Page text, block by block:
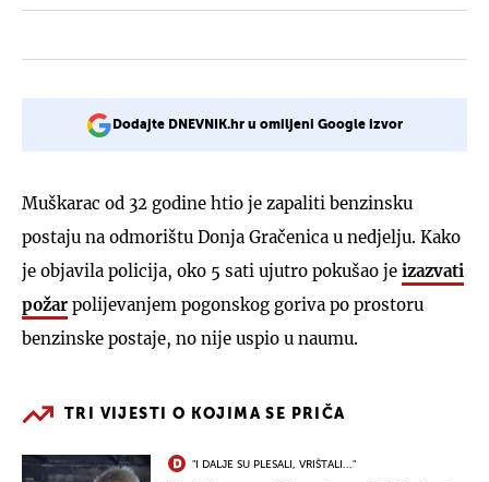
Dodajte DNEVNIK.hr u omiljeni Google izvor
Muškarac od 32 godine htio je zapaliti benzinsku
postaju na odmorištu Donja Gračenica u nedjelju. Kako
je objavila policija, oko 5 sati ujutro pokušao je izazvati
požar polijevanjem pogonskog goriva po prostoru
benzinske postaje, no nije uspio u naumu.
TRI VIJESTI O KOJIMA SE PRIČA
"I DALJE SU PLESALI, VRIŠTALI..."